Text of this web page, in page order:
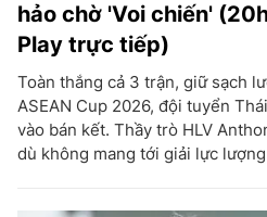
hảo chờ 'Voi chiến'
Play trực tiếp)
Toàn thắng cả 3 trận, giữ sạch
ASEAN Cup 2026, đội tuyển
vào bán kết. Thầy trò HLV
dù không mang tới giải lực